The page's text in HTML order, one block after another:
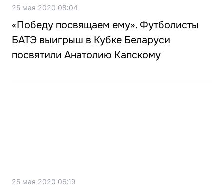
25 мая 2020 08:04
«Победу посвящаем ему». Футболисты
БАТЭ выигрыш в Кубке Беларуси
посвятили Анатолию Капскому
25 мая 2020 06:19